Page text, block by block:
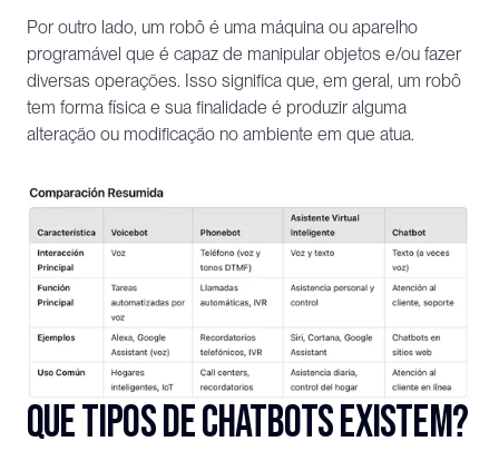
Por outro lado, um robô é uma máquina ou aparelho
programável que é capaz de manipular objetos e/ou fazer
diversas operações. Isso significa que, em geral, um robô
tem forma física e sua finalidade é produzir alguma
alteração ou modificação no ambiente em que atua.
Que tipos de chatbots existem?